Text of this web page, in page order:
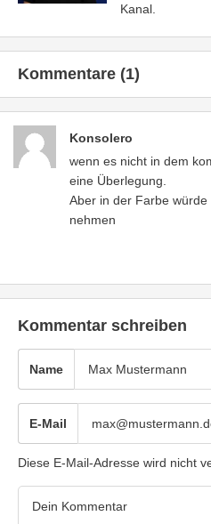
Kanal.
Kommentare (1)
Konsolero
wenn es nicht in dem
eine Überlegung.
Aber in der Farbe
nehmen
Kommentar schreiben
Name
E-Mail
Diese E-Mail-Adresse wird nicht